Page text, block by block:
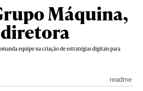
Máquina,
equipe na criação de estratégias digitais para
readme